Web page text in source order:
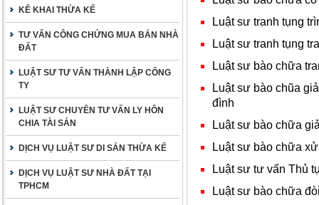
KÊ KHAI THỪA KẾ
TƯ VẤN CÔNG CHỨNG MUA BÁN NHÀ
ĐẤT
LUẬT SƯ TƯ VẤN THÀNH LẬP CÔNG
TY
LUẬT SƯ CHUYÊN TƯ VẤN LY HÔN
CHIA TÀI SẢN
DỊCH VỤ LUẬT SƯ DI SẢN THỪA KẾ
DỊCH VỤ LUẬT SƯ NHÀ ĐẤT TẠI
TPHCM
Luật sư tranh tụng
Luật sư tranh tụng
Luật sư bào chữa
Luật sư bào chũa
đình
Luật sư bào chữa
Luật sư bào chữa
Luật sư tư vấn Thủ
Luật sư bào chữa